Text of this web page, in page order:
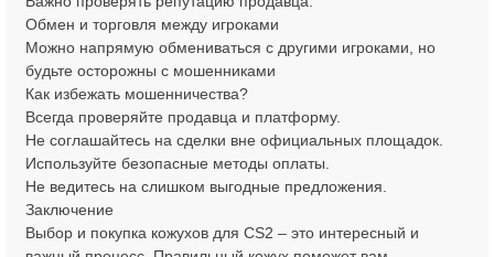
Обмен и торговля между игроками
Можно напрямую обмениваться с другими игроками, но
будьте осторожны с мошенниками
Как избежать мошенничества?
Всегда проверяйте продавца и платформу.
Не соглашайтесь на сделки вне официальных площадок.
Используйте безопасные методы оплаты.
Не ведитесь на слишком выгодные предложения.
Заключение
Выбор и покупка кожухов для CS2 – это интересный и